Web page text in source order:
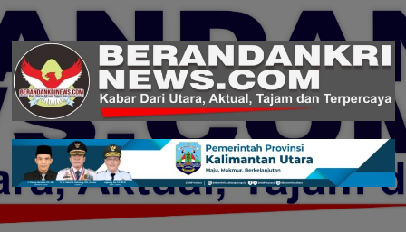
Skip
content